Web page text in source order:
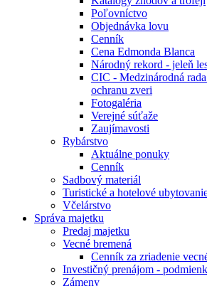
Poľovníctvo
Objednávka lovu
Cenník
Cena Edmonda Blanca
Národný rekord - jeleň
CIC - Medzinárodná
ochranu zveri
Fotogaléria
Verejné súťaže
Zaujímavosti
Rybárstvo
Aktuálne ponuky
Cenník
Sadbový materiál
Turistické a hotelové
Včelárstvo
Správa majetku
Predaj majetku
Vecné bremená
Cenník za zriadenie
Investičný prenájom -
Zámeny